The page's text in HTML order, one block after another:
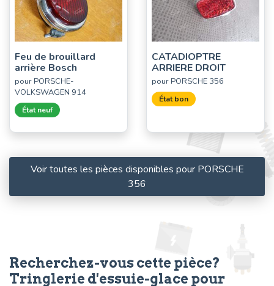
Feu de brouillard
arrière Bosch
pour PORSCHE-
VOLKSWAGEN 914
État neuf
CATADIOPTRE
ARRIERE DROIT
pour PORSCHE 356
État bon
Voir toutes les pièces disponibles pour PORSCHE
356
Recherchez-vous cette pièce?
Tringlerie d'essuie-glace pour